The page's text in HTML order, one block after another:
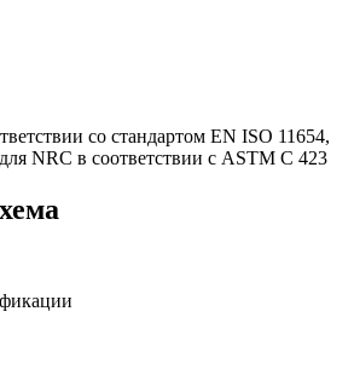
со стандартом EN ISO 11654,
NRC в соответствии с ASTM C 423